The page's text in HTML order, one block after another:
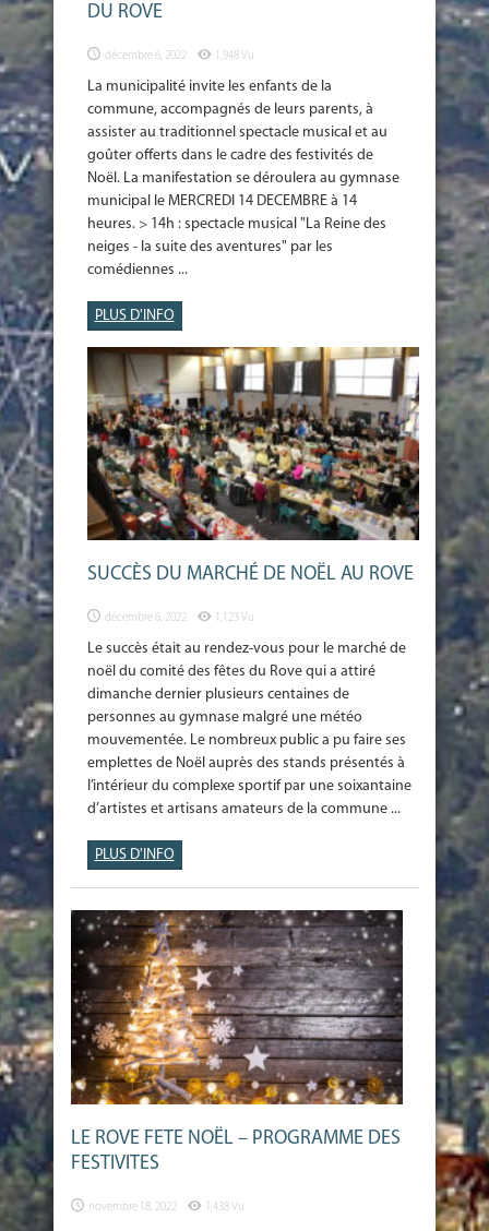
DU ROVE
décembre 6, 2022 1,948 Vu
La municipalité invite les enfants de la
commune, accompagnés de leurs parents, à
assister au traditionnel spectacle musical et au
goûter offerts dans le cadre des festivités de
Noël. La manifestation se déroulera au gymnase
municipal le MERCREDI 14 DECEMBRE à 14
heures. > 14h : spectacle musical "La Reine des
neiges - la suite des aventures" par les
comédiennes ...
PLUS D'INFO
SUCCÈS DU MARCHÉ DE NOËL AU ROVE
décembre 6, 2022 1,123 Vu
Le succès était au rendez-vous pour le marché de
noël du comité des fêtes du Rove qui a attiré
dimanche dernier plusieurs centaines de
personnes au gymnase malgré une météo
mouvementée. Le nombreux public a pu faire ses
emplettes de Noël auprès des stands présentés à
l’intérieur du complexe sportif par une soixantaine
d’artistes et artisans amateurs de la commune ...
PLUS D'INFO
LE ROVE FETE NOËL – PROGRAMME DES
FESTIVITES
novembre 18, 2022 1,438 Vu